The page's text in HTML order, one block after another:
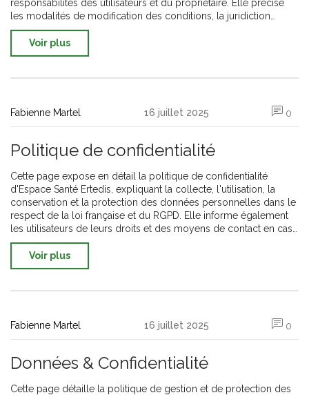
responsabilités des utilisateurs et du propriétaire. Elle précise
les modalités de modification des conditions, la juridiction
compétente en cas de litige et les moyens de contact. Tout
utilisateur accepte ces conditions en naviguant sur le site. La
protection des droits et la conformité légale sont au cœur de ce
Voir plus
Fabienne Martel 16 juillet 2025 0
Politique de confidentialité
Cette page expose en détail la politique de confidentialité
d'Espace Santé Ertedis, expliquant la collecte, l'utilisation, la
conservation et la protection des données personnelles dans le
respect de la loi française et du RGPD. Elle informe également
les utilisateurs de leurs droits et des moyens de contact en cas
de question ou de demande de suppression de données. Les
mesures de sécurité mises en place et la politique de gestion
des cookies sont également détaillées. Une attention particulière
sécurité des échanges. Cette page permet de garantir la
Voir plus
Fabienne Martel 16 juillet 2025 0
Données & Confidentialité
Cette page détaille la politique de gestion et de protection des